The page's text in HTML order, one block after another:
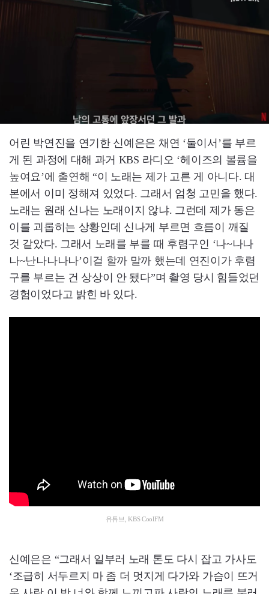
어린 박연진을 연기한 신예은은 채연 ‘둘이서’를 부르
게 된 과정에 대해 과거 KBS 라디오 ‘헤이즈의 볼륨을
높여요’에 출연해 “이 노래는 제가 고른 게 아니다. 대
본에서 이미 정해져 있었다. 그래서 엄청 고민을 했다.
노래는 원래 신나는 노래이지 않냐. 그런데 제가 동은
이를 괴롭히는 상황인데 신나게 부르면 흐름이 깨질
것 같았다. 그래서 노래를 부를 때 후렴구인 ‘나~나나
나~난나나나나’이걸 할까 말까 했는데 연진이가 후렴
구를 부르는 건 상상이 안 됐다”며 촬영 당시 힘들었던
경험이었다고 밝힌 바 있다.
유튜브, KBS CoolFM
신예은은 “그래서 일부러 노래 톤도 다시 잡고 가사도
‘조급히 서두르지 마 좀 더 멋지게 다가와 가슴이 뜨거